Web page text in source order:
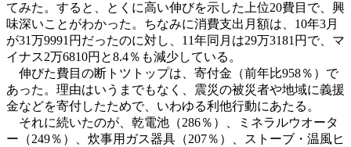
てみた。すると、とくに高い伸びを示した上位20費目で、興
味深いことがわかった。ちなみに消費支出月額は、10年3月
が31万9991円だったのに対し、11年同月は29万3181円で、マ
イナス2万6810円と8.4％も減少している。
伸びた費目の断トツトップは、寄付金（前年比958％）で
あった。理由はいうまでもなく、震災の被災者や地域に義援
金などを寄付したためで、いわゆる利他行動にあたる。
それに続いたのが、乾電池（286％）、ミネラルウオータ
ー（249％）、炊事用ガス器具（207％）、ストーブ・温風ヒ